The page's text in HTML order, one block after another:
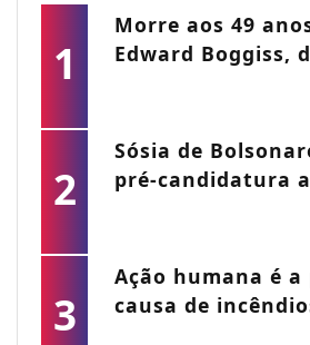
1
Morre aos 49
Edward Boggiss,
2
Sósia de
pré-candidatura
3
Ação humana é
causa de